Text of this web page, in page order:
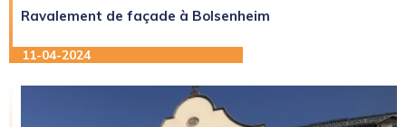
Ravalement de façade à Bolsenheim
11-04-2024